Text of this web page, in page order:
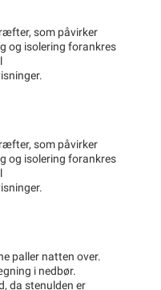
som påvirker
og isolering forankres
som påvirker
og isolering forankres
paller natten over.
i nedbør.
da stenulden er